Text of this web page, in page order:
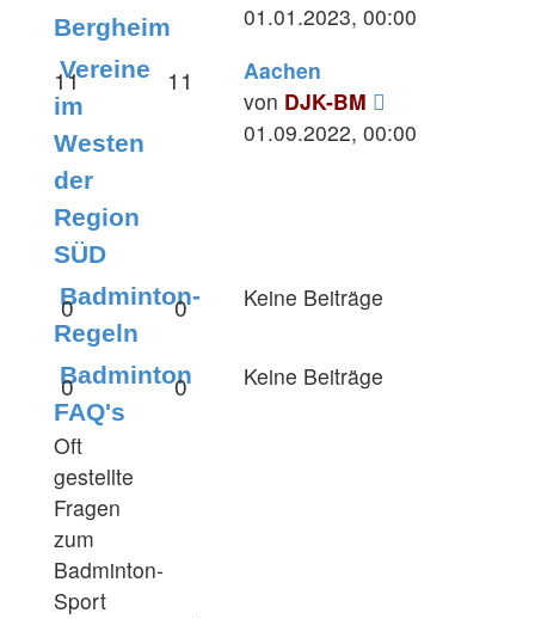
Bergheim
Beitrag
01.01.2023, 00:00
Vereine
im
Westen
der
Region
SÜD
11 11
Aachen
von DJK-BM
Beitrag
01.09.2022, 00:00
Badminton-
Regeln
0 0 Keine Beiträge
Badminton
FAQ's
Oft
gestellte
Fragen
zum
Badminton-
Sport
0 0 Keine Beiträge